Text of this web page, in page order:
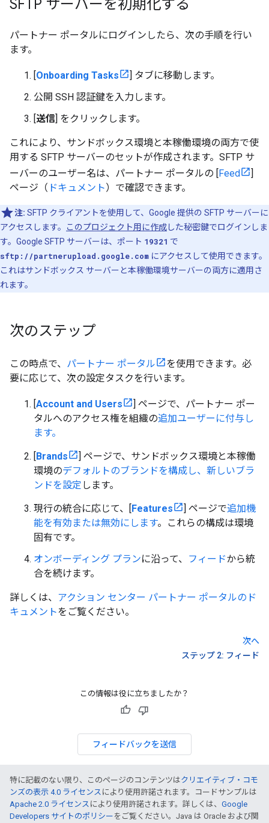
SFTP サーバーを初期化する
パートナー ポータルにログインしたら、次の手順を行い
ます。
[Onboarding Tasks
] タブに移動します。
公開 SSH 認証鍵を入力します。
[送信] をクリックします。
これにより、サンドボックス環境と本稼働環境の両方で使
用する SFTP サーバーのセットが作成されます。SFTP サ
ーバーのユーザー名は、パートナー ポータルの [Feed
]
ページ（ ドキュメント）で確認できます。
注: SFTP クライアントを使用して、Google 提供の SFTP サーバーに
アクセスします。
このプロジェクト用に作成した秘密鍵でログインしま
す。Google SFTP サーバーは、ポート 19321 で
sftp://partnerupload.google.com にアクセスして使用できます。
これはサンドボックス サーバーと本稼働環境サーバーの両方に適用さ
れます。
次のステップ
この時点で、 パートナー ポータル
を使用できます。必
要に応じて、次の設定タスクを行います。
[Account and Users
] ページで、パートナー ポー
タルへのアクセス権を組織の追加ユーザーに付与し
ます。
[Brands
] ページで、サンドボックス環境と本稼働
環境のデフォルトのブランドを構成し、新しいブラ
ンドを設定 します。
現行の統合に応じて、[Features ] ページで追加機
能を有効または無効にします。これらの構成は環境
固有です。
オンボーディング プランに沿って、 フィードから統
合を続けます。
詳しくは、 アクション センター パートナー ポータルのド
キュメントをご覧ください。
次へ
ステップ 2: フィード
この情報は役に立ちましたか？
フィードバックを送信
特に記載のない限り、このページのコンテンツはクリエイティブ・コモ
ンズの表示 4.0 ライセンス により使用許諾されます。コードサンプルは
Apache 2.0 ライセンス により使用許諾されます。詳しくは、 Google
Developers サイトのポリシー をご覧ください。Java は Oracle および関